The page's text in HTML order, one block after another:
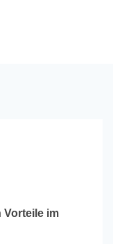
Vorteile im